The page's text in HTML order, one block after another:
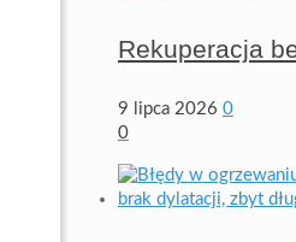
Rekuperacja
9 lipca 2026 0
0